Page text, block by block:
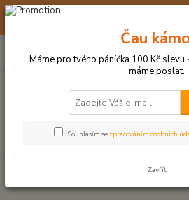
☀️ 10. - 14. SRPNA 2026 MÁME
po–pá: 9–17 hod.
PLYŠOVÉ A TEXTILNÍ HRAČKY
Čau
Máme pro tvého páníčka 100 Kč slevu
máme poslat.
Souhlasím se zpracováním osobních
Zavřít